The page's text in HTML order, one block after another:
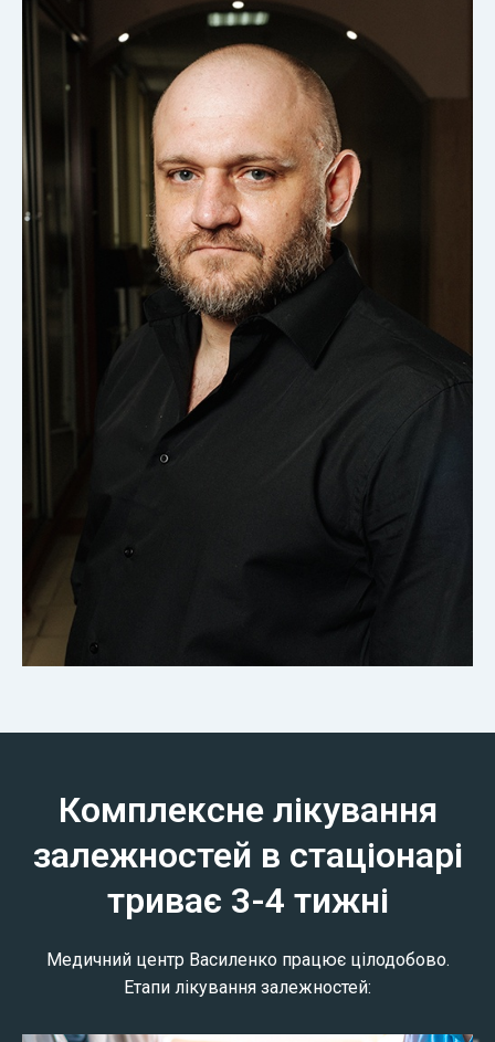
Комплексне лікування
залежностей в стаціонарі
триває 3-4 тижні
Медичний центр Василенко працює цілодобово.
Етапи лікування залежностей: